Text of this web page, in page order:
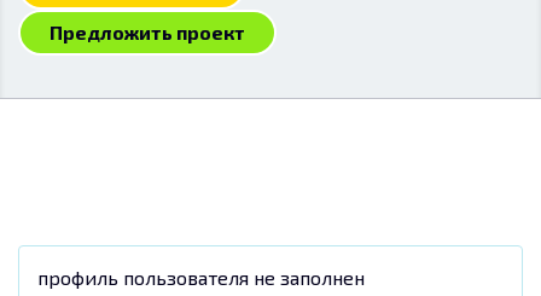
Предложить проект
профиль пользователя не заполнен